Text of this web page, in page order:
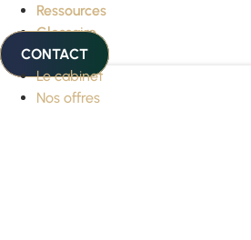
Ressources
Glossaire
CONTACT
Le cabinet
Nos offres